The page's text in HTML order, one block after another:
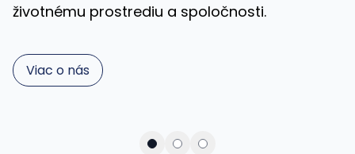
životnému prostrediu a spoločnosti.
Viac o nás